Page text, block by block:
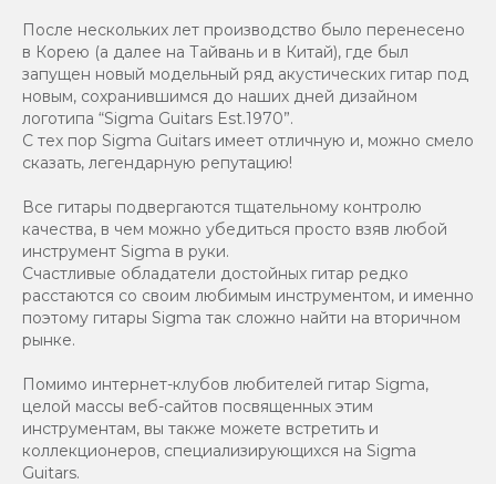
После нескольких лет производство было перенесено
в Корею (а далее на Тайвань и в Китай), где был
запущен новый модельный ряд акустических гитар под
новым, сохранившимся до наших дней дизайном
логотипа “Sigma Guitars Est.1970”.
С тех пор Sigma Guitars имеет отличную и, можно смело
сказать, легендарную репутацию!
Все гитары подвергаются тщательному контролю
качества, в чем можно убедиться просто взяв любой
инструмент Sigma в руки.
Счастливые обладатели достойных гитар редко
расстаются со своим любимым инструментом, и именно
поэтому гитары Sigma так сложно найти на вторичном
рынке.
Помимо интернет-клубов любителей гитар Sigma,
целой массы веб-сайтов посвященных этим
инструментам, вы также можете встретить и
коллекционеров, специализирующихся на Sigma
Guitars.